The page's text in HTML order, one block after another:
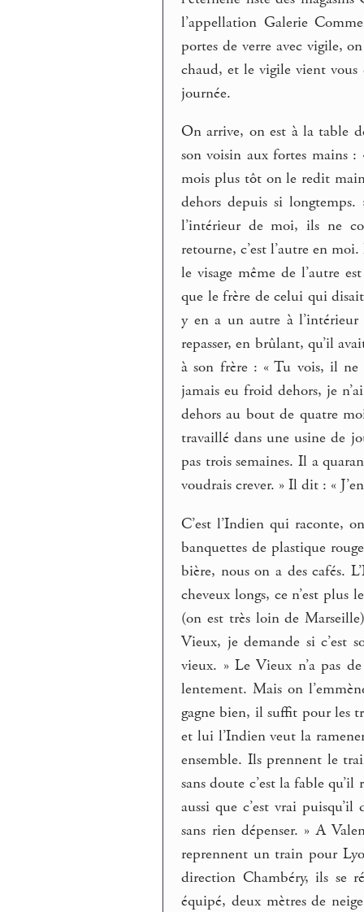
l’appellation Galerie
portes de verre avec vigile,
chaud, et le vigile vient vous
journée.
On arrive, on est à la table
son voisin aux fortes mains :
mois plus tôt on le redit
dehors depuis si
l’intérieur de moi, ils ne
retourne, c’est l’autre en
le visage même de l’autre
que le frère de celui qui
y en a un autre à l’intérieur
repasser, en brûlant, qu’il
à son frère : « Tu vois, il ne
jamais eu froid dehors, je
dehors au bout de quatre
travaillé dans une usine de
pas trois semaines. Il a
voudrais crever. » Il dit : «
C’est l’Indien qui raconte,
banquettes de plastique
bière, nous on a des cafés.
cheveux longs, ce n’est plus
(on est très loin de
Vieux, je demande si c’est
vieux. » Le Vieux n’a pas
lentement. Mais on
gagne bien, il suffit pour les
et lui l’Indien veut la
ensemble. Ils prennent le
sans doute c’est la fable
aussi que c’est vrai
sans rien dépenser. » A
reprennent un train pour
direction Chambéry, ils se
équipé, deux mètres de